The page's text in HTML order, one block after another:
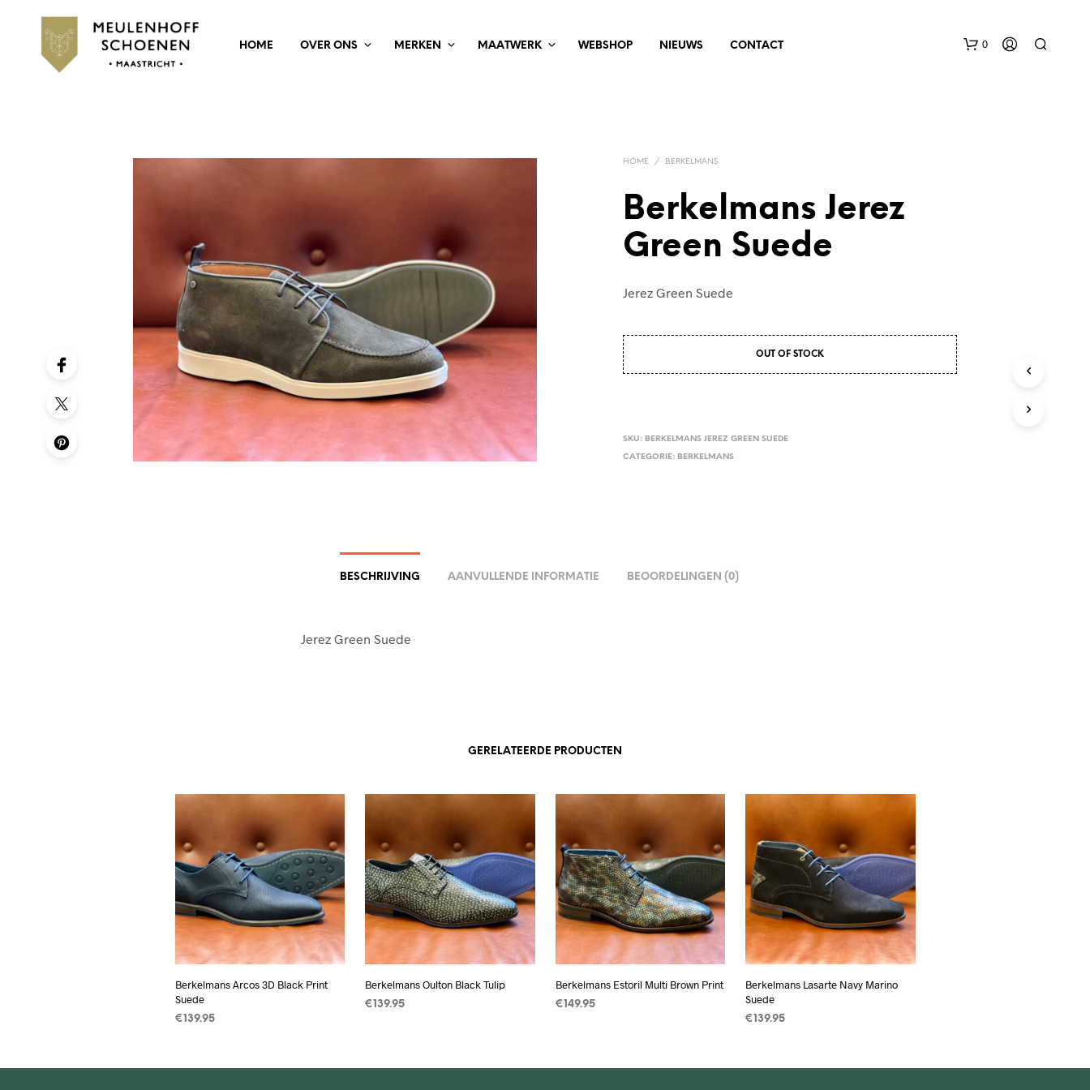
HOME OVER ONS MERKEN MAATWERK WEBSHOP NIEUWS CONTACT 0
HOME / BERKELMANS
Berkelmans Jerez
Green Suede
Jerez Green Suede
OUT OF STOCK
SKU: BERKELMANS JEREZ GREEN SUEDE
CATEGORIE: BERKELMANS
BESCHRIJVING AANVULLENDE INFORMATIE BEOORDELINGEN (0)
Jerez Green Suede
GERELATEERDE PRODUCTEN
Berkelmans Arcos 3D Black Print
Suede
€ 139.95
Berkelmans Oulton Black Tulip
€ 139.95
heeft
Berkelmans Estoril Multi Brown Print
€ 149.95
heeft
Berkelmans Lasarte Navy Marino
Suede
€ 139.95